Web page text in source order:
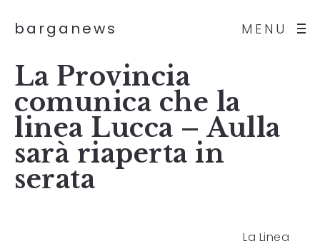
MENU
barganews
La Provincia
comunica che la
linea Lucca – Aulla
sarà riaperta in
serata
La Linea